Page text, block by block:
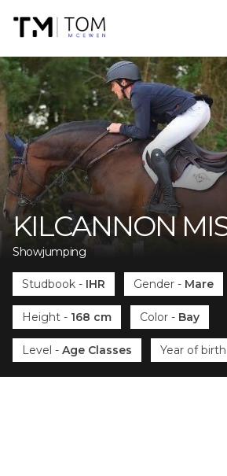
KILCANNON
Showjumping
Studbook - IHR Gender - Mare
Height - 168 cm Color - Bay
Level - Age Classes Year of birth